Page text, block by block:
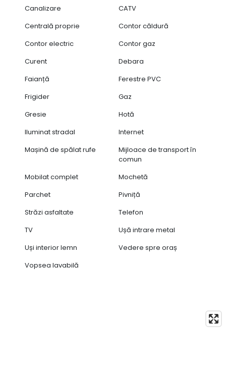
Canalizare
CATV
Centrală proprie
Contor căldură
Contor electric
Contor gaz
Curent
Debara
Faianță
Ferestre PVC
Frigider
Gaz
Gresie
Hotă
Iluminat stradal
Internet
Mașină de spălat rufe
Mijloace de transport în
comun
Mobilat complet
Mochetă
Parchet
Pivniță
Străzi asfaltate
Telefon
TV
Ușă intrare metal
Uși interior lemn
Vedere spre oraș
Vopsea lavabilă